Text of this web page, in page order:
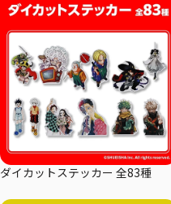
ダイカットステッカー 全83種